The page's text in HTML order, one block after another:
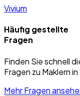
Vivium
Häufig gestellte
Fragen
Finden Sie schnell
Fragen zu Maklern
Mehr Fragen